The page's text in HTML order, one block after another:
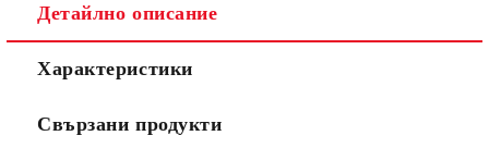
Детайлно описание
Характеристики
Свързани продукти